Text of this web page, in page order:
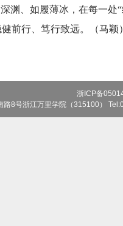
渊、如履薄冰，在每一
前行、笃行致远。（马颖
浙ICP备
路8号浙江万里学院（315100）